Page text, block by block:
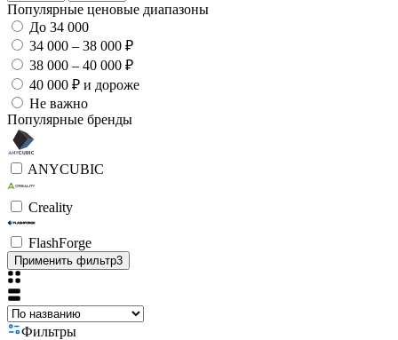
Популярные ценовые диапазоны
До 34 000
34 000 – 38 000 ₽
38 000 – 40 000 ₽
40 000 ₽ и дороже
Не важно
Популярные бренды
ANYCUBIC
Creality
FlashForge
Применить фильтр3
Фильтры